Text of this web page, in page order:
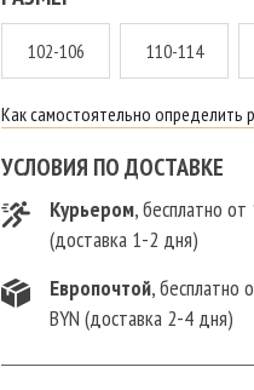
102-106 110-114
Как самостоятельно определить
УСЛОВИЯ ПО ДОСТАВКЕ
Курьером, бесплатно от
(доставка 1-2 дня)
Европочтой, бесплатно
BYN (доставка 2-4 дня)